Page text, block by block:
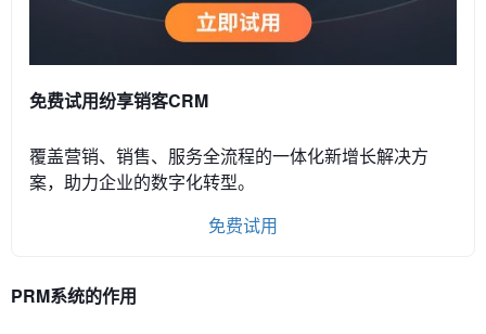
免费试用纷享销客CRM
覆盖营销、销售、服务全流程的一体化新增长解决方
案，助力企业的数字化转型。
免费试用
PRM系统的作用